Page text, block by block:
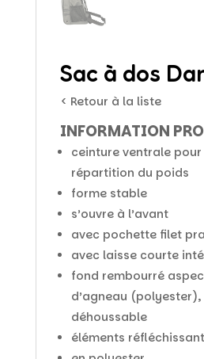
Sac à dos
< Retour à la liste
INFORMATION
ceinture ventrale
répartition du poids
forme stable
s’ouvre à l’avant
avec pochette filet
avec laisse courte
fond rembourré
d’agneau
déhoussable
éléments